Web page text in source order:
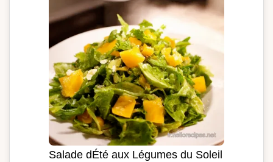
Salade dÉté aux Légumes du Soleil